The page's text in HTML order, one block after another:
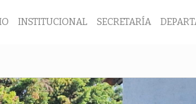
INSTITUCIONAL SECRETARÍA